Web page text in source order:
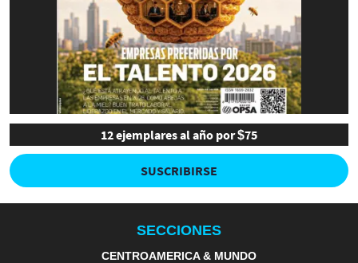
12 ejemplares al año por $75
SUSCRIBIRSE
SECCIONES
CENTROAMERICA & MUNDO